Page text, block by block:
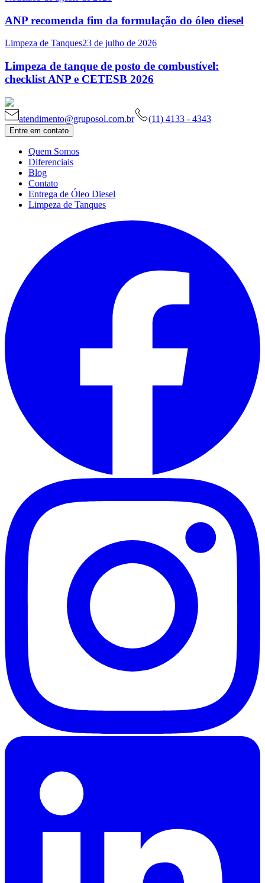
ANP recomenda fim da formulação do óleo diesel
Limpeza de Tanques23 de julho de 2026
Limpeza de tanque de posto de combustível:
checklist ANP e CETESB 2026
atendimento@gruposol.com.br (11) 4133 - 4343
Entre em contato
Quem Somos
Diferenciais
Blog
Contato
Entrega de Óleo Diesel
Limpeza de Tanques